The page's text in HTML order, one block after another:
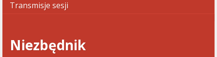
Transmisje sesji
Niezbędnik